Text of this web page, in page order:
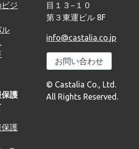
ジ
ル
護
護
目１３−１０
第３東運ビル 8F
info@castalia.co.jp
お問い合わせ
© Castalia Co., Ltd.
All Rights Reserved.